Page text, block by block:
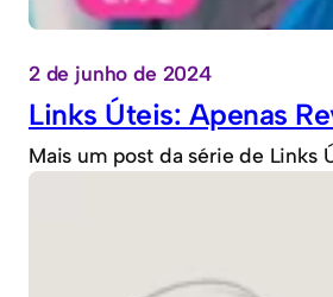
2 de junho de 2024
Links Úteis: Apenas
Mais um post da série de Links